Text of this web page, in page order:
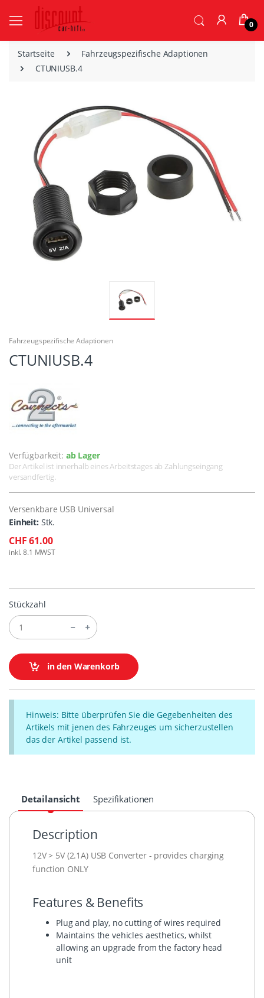
0
Startseite
Fahrzeugspezifische Adaptionen
CTUNIUSB.4
Fahrzeugspezifische Adaptionen
CTUNIUSB.4
Verfügbarkeit: ab Lager
Der Artikel ist innerhalb eines Arbeitstages ab Zahlungseingang
versandfertig.
Versenkbare USB Universal
Einheit: Stk.
CHF 61.00
inkl. 8.1 MWST
Stückzahl
in den Warenkorb
Hinweis: Bitte überprüfen Sie die Gegebenheiten des
Artikels mit jenen des Fahrzeuges um sicherzustellen
das der Artikel passend ist.
Detailansicht Spezifikationen
Description
12V > 5V (2.1A) USB Converter - provides charging
function ONLY
Features & Benefits
Plug and play, no cutting of wires required
Maintains the vehicles aesthetics, whilst
allowing an upgrade from the factory head
unit